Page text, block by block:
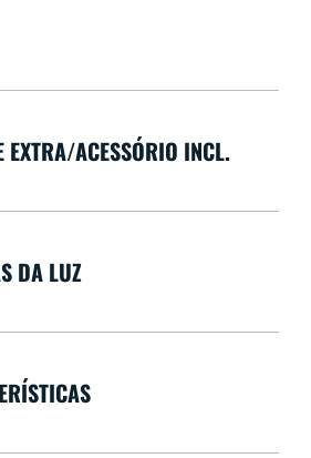
EXTRA/ACESSÓRIO INCL.
DA LUZ